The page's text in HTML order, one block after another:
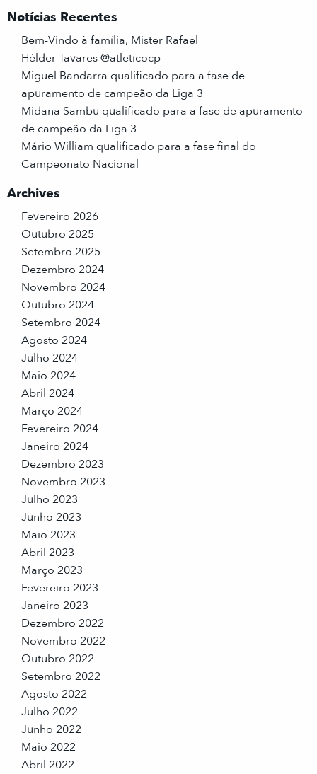
Notícias Recentes
Bem-Vindo à família, Mister Rafael
Hélder Tavares @atleticocp
Miguel Bandarra qualificado para a fase de
apuramento de campeão da Liga 3
Midana Sambu qualificado para a fase de apuramento
de campeão da Liga 3
Mário William qualificado para a fase final do
Campeonato Nacional
Archives
Fevereiro 2026
Outubro 2025
Setembro 2025
Dezembro 2024
Novembro 2024
Outubro 2024
Setembro 2024
Agosto 2024
Julho 2024
Maio 2024
Abril 2024
Março 2024
Fevereiro 2024
Janeiro 2024
Dezembro 2023
Novembro 2023
Julho 2023
Junho 2023
Maio 2023
Abril 2023
Março 2023
Fevereiro 2023
Janeiro 2023
Dezembro 2022
Novembro 2022
Outubro 2022
Setembro 2022
Agosto 2022
Julho 2022
Junho 2022
Maio 2022
Abril 2022